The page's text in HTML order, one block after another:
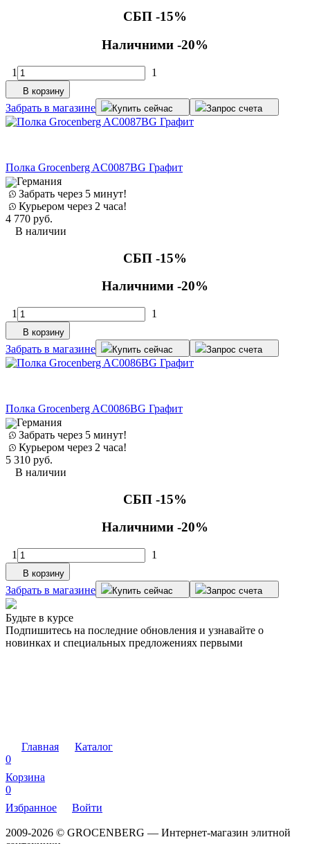
СБП -15%
Наличними -20%
1 1
В корзину
Забрать в магазине Купить сейчас Запрос счета
Полка Grocenberg AC0087BG Графит
Германия
Забрать через 5 минут!
Курьером через 2 часа!
4 770 руб.
В наличии
СБП -15%
Наличними -20%
1 1
В корзину
Забрать в магазине Купить сейчас Запрос счета
Полка Grocenberg AC0086BG Графит
Германия
Забрать через 5 минут!
Курьером через 2 часа!
5 310 руб.
В наличии
СБП -15%
Наличними -20%
1 1
В корзину
Забрать в магазине Купить сейчас Запрос счета
Будьте в курсе
Подпишитесь на последние обновления и узнавайте о
новинках и специальных предложениях первыми
Главная
Каталог
0
Корзина
0
Избранное
Войти
2009-2026 © GROCENBERG — Интернет-магазин элитной